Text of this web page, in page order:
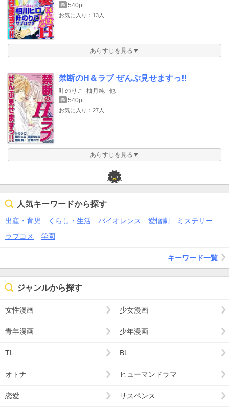
巻 540pt
お気に入り：13人
あらすじを見る▼
禁断のH＆ラブ ぜんぶ見せますっ!!
叶のりこ 柚月純 他
巻 540pt
お気に入り：27人
あらすじを見る▼
人気キーワードから探す
出産・育児 くらし・生活 バイオレンス 愛憎劇
ミステリー
ラブコメ
学園
キーワード一覧
ジャンルから探す
女性漫画 少女漫画
青年漫画 少年漫画
TL BL
オトナ ヒューマンドラマ
恋愛 サスペンス